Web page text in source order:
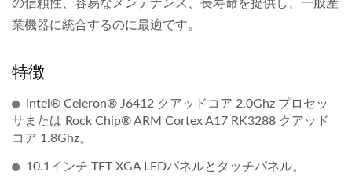
の信頼性、容易なメンテナンス、長寿命を提供し、一般産
業機器に統合するのに最適です。
特徴
Intel® Celeron® J6412 クアッドコア 2.0Ghz プロセッ
サまたは Rock Chip® ARM Cortex A17 RK3288 クアッド
コア 1.8Ghz。
10.1インチ TFT XGA LEDパネルとタッチパネル。